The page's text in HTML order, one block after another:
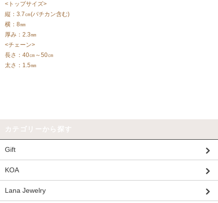
<トップサイズ>
縦：3.7㎝(バチカン含む)
横：8㎜
厚み：2.3㎜
<チェーン>
長さ：40㎝～50㎝
太さ：1.5㎜
カテゴリーから探す
Gift
KOA
Lana Jewelry